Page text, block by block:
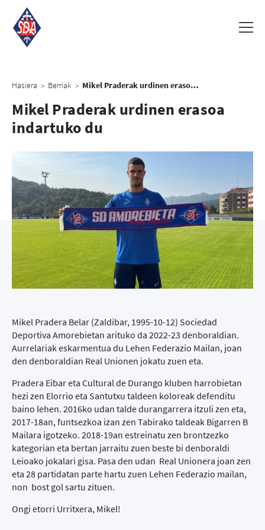
Hasiera > Berriak > Mikel Praderak urdinen erasoa indartuko du
Mikel Praderak urdinen erasoa
indartuko du
Mikel Pradera Belar (Zaldibar, 1995-10-12) Sociedad
Deportiva Amorebietan arituko da 2022-23 denboraldian.
Aurrelariak eskarmentua du Lehen Federazio Mailan, joan
den denboraldian Real Unionen jokatu zuen eta.
Pradera Eibar eta Cultural de Durango kluben harrobietan
hezi zen Elorrio eta Santutxu taldeen koloreak defenditu
baino lehen. 2016ko udan talde durangarrera itzuli zen eta,
2017-18an, funtsezkoa izan zen Tabirako taldeak Bigarren B
Mailara igotzeko. 2018-19an estreinatu zen brontzezko
kategorian eta bertan jarraitu zuen beste bi denboraldi
Leioako jokalari gisa. Pasa den udan Real Unionera joan zen
eta 28 partidatan parte hartu zuen Lehen Federazio mailan,
non bost gol sartu zituen.
Ongi etorri Urritxera, Mikel!